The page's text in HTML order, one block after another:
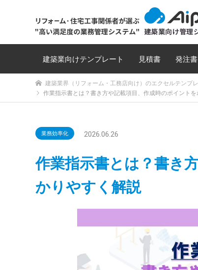
建築業向けテンプレート 見積書 発注書
建築業界（リフォーム・工務店向け）のエクセルテンプ
作業指示書とは？書き方や記載項目、作成時のポイント
業務効率化 2026.06.26
作業指示書とは？書き
かりやすく解説